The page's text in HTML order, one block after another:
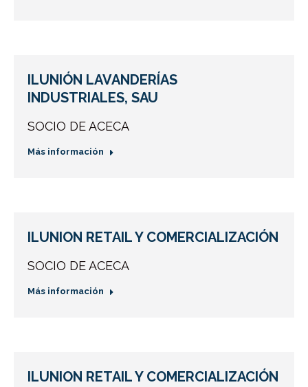
ILUNIÓN LAVANDERÍAS
INDUSTRIALES, SAU
SOCIO DE ACECA
Más información
ILUNION RETAIL Y COMERCIALIZACIÓN
SOCIO DE ACECA
Más información
ILUNION RETAIL Y COMERCIALIZACIÓN